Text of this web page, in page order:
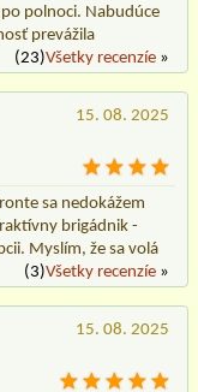
polnoci. Nabudúce
prevážila
(23)Všetky recenzíe »
15. 08. 2025
sa nedokážem
brigádnik -
Myslím, že sa volá
(3)Všetky recenzíe »
15. 08. 2025